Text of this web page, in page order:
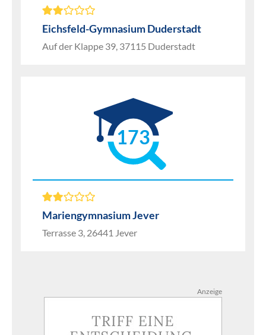
Eichsfeld-Gymnasium Duderstadt
Auf der Klappe 39, 37115 Duderstadt
173
Mariengymnasium Jever
Terrasse 3, 26441 Jever
Anzeige